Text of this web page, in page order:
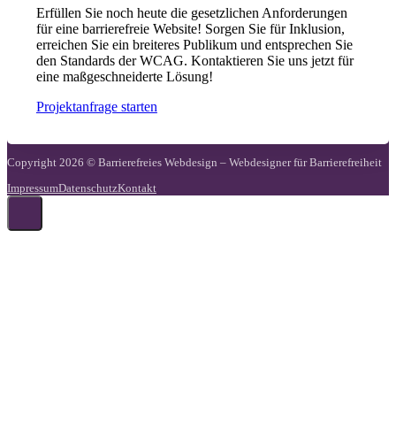
Erfüllen Sie noch heute die gesetzlichen Anforderungen
für eine barrierefreie Website! Sorgen Sie für Inklusion,
erreichen Sie ein breiteres Publikum und entsprechen Sie
den Standards der WCAG. Kontaktieren Sie uns jetzt für
eine maßgeschneiderte Lösung!
Projektanfrage starten
Copyright 2026 © Barrierefreies Webdesign – Webdesigner für Barrierefreiheit
ImpressumDatenschutzKontakt